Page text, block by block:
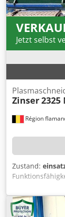
Jetzt selbst
Région
Zinser2325
Zustand:
Maschinen-/
(max.):200 mm
Verfahrweg Y-